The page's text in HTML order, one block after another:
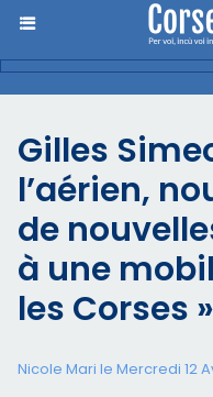
Gilles
l’aérien,
de
à une
les Corses »
Nicole Mari le Mercredi 12